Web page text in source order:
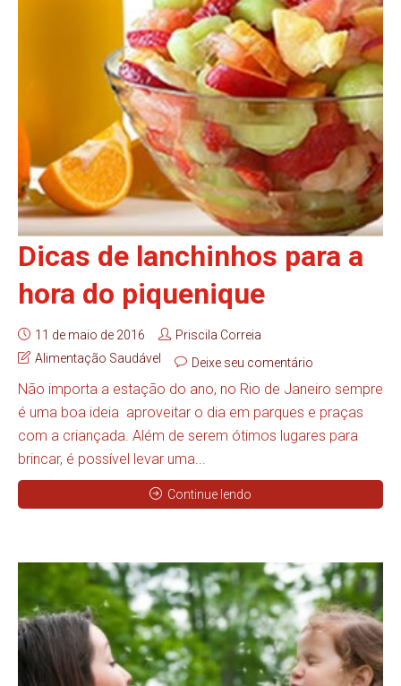
Dicas de lanchinhos para a
hora do piquenique
11 de maio de 2016
Priscila Correia
Alimentação Saudável
Deixe seu comentário
Não importa a estação do ano, no Rio de Janeiro sempre
é uma boa ideia aproveitar o dia em parques e praças
com a criançada. Além de serem ótimos lugares para
brincar, é possível levar uma...
Continue lendo